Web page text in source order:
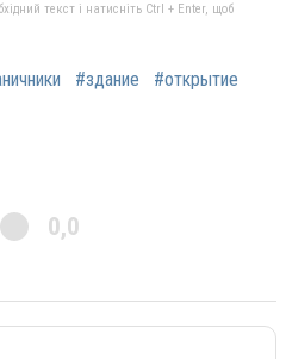
текст і натисніть Ctrl + Enter, щоб
#здание #открытие
0,0